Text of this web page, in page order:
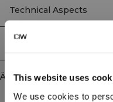
This website uses
We use cookies to
Feuchtigkeitsmanagement
enge Passform und die
gleichzeitig für
Shirt für verschiedene sportliche
Technical Aspects
Ähnliche Produkte